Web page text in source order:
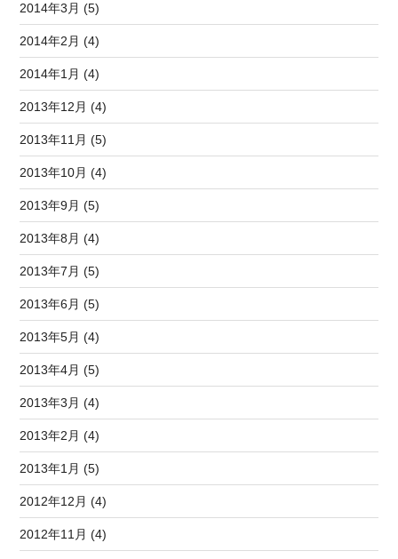
2014年3月 (5)
2014年2月 (4)
2014年1月 (4)
2013年12月 (4)
2013年11月 (5)
2013年10月 (4)
2013年9月 (5)
2013年8月 (4)
2013年7月 (5)
2013年6月 (5)
2013年5月 (4)
2013年4月 (5)
2013年3月 (4)
2013年2月 (4)
2013年1月 (5)
2012年12月 (4)
2012年11月 (4)